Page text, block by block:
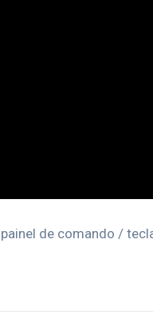
de comando /